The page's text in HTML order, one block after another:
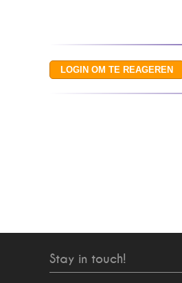
Stay in touch!